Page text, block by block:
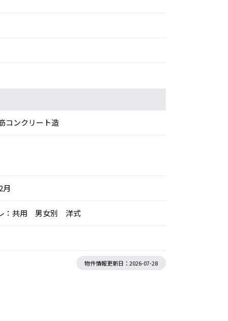
コンクリート造
月
レ：共用 男女別 洋式
物件情報更新日：2026-07-28